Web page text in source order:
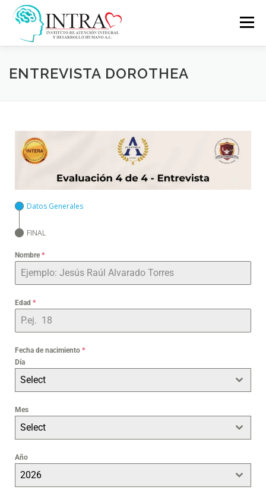
Menú
INICIO CONTACT US
ENTREVISTA DOROTHEA
Datos Generales
FINAL
Nombre*
Edad *
Fecha de nacimiento *
Día
Select
Mes
Select
Año
2026